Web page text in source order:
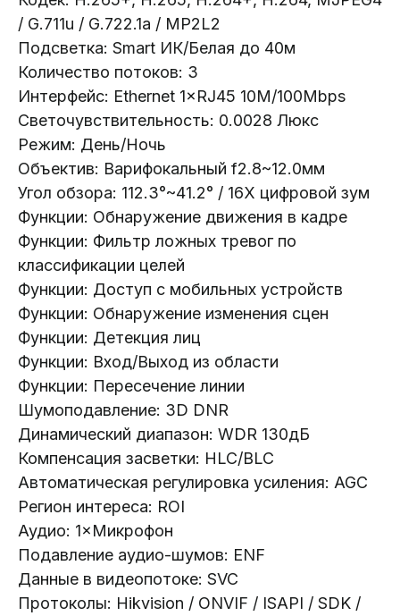
/ G.711u / G.722.1a / MP2L2
Подсветка: Smart ИК/Белая до 40м
Количество потоков: 3
Интерфейс: Ethernet 1×RJ45 10M/100Mbps
Светочувствительность: 0.0028 Люкс
Режим: День/Ночь
Oбъектив: Варифокальный f2.8~12.0мм
Угoл обзора: 112.3°~41.2° / 16X цифровой зум
Функции: Обнаружение движения в кадре
Функции: Фильтр ложных тревог по
классификации целей
Функции: Доступ с мобильных устройств
Функции: Обнаружение изменения сцен
Функции: Детекция лиц
Функции: Вход/Выход из области
Функции: Пересечение линии
Шумоподавление: 3D DNR
Динамический диапазон: WDR 130дБ
Компенсация засветки: HLC/BLC
Автоматическая регулировка усиления: AGC
Регион интереса: ROI
Аудио: 1×Микрофон
Подавление аудио-шумов: ENF
Данные в видеопотоке: SVC
Протоколы: Hikvision / ONVIF / ISAPI / SDK /
info@lokt.by
Программное обеспечение
Сетевое оборудование
Интерактивные панели
Системы контроля доступа
Носители информации
Видеонаблюдение
+375 (29) 111-66-33
Телефон:
Офис в Гродно:
Каталог:
Информация: